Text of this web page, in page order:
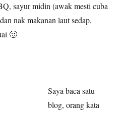
sayur midin (awak mesti cuba
nak makanan laut sedap,
🙂
Saya baca satu
blog, orang kata